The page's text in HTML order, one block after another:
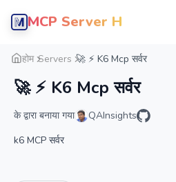
MCP Server Hub
होम Servers 🚀 ⚡️ K6 Mcp सर्वर
🚀 ⚡️ K6 Mcp सर्वर
के द्वारा बनाया गया
QAInsights
k6 MCP सर्वर
सारांश विवरण